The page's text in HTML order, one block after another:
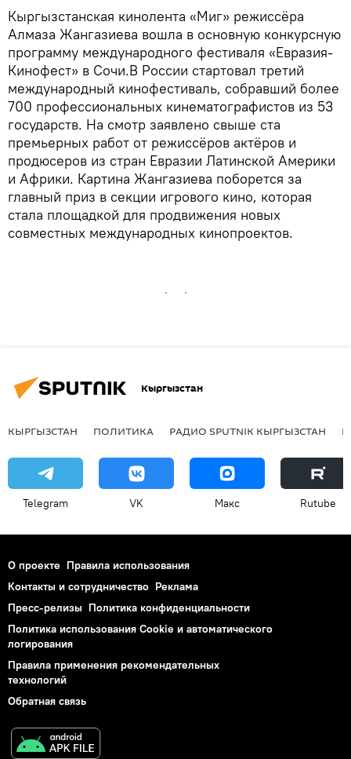
Кыргызстанская кинолента «Миг» режиссёра
Алмаза Жангазиева вошла в основную конкурсную
программу международного фестиваля «Евразия-
Кинофест» в Сочи.В России стартовал третий
международный кинофестиваль, собравший более
700 профессиональных кинематографистов из 53
государств. На смотр заявлено свыше ста
премьерных работ от режиссёров актёров и
продюсеров из стран Евразии Латинской Америки
и Африки. Картина Жангазиева поборется за
главный приз в секции игрового кино, которая
стала площадкой для продвижения новых
совместных международных кинопроектов.
Кыргызстан
КЫРГЫЗСТАН ПОЛИТИКА РАДИО SPUTNIK КЫРГЫЗСТАН
Telegram VK Макс Rutube
О проекте Правила использования
Контакты и сотрудничество Реклама
Пресс-релизы Политика конфиденциальности
Политика использования Cookie и автоматического
логирования
Правила применения рекомендательных
технологий
Обратная связь